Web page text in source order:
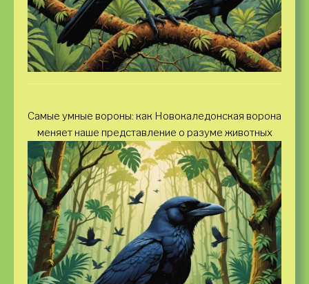
Самые умные вороны: как Новокаледонская ворона
меняет наше представление о разуме животных